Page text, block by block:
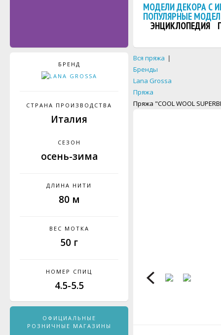
МОДЕЛИ ДЕКОРА С
ПОПУЛЯРНЫЕ
ЭНЦИКЛОПЕДИЯ
БРЕНД
СТРАНА ПРОИЗВОДСТВА
Италия
СЕЗОН
осень-зима
ДЛИНА НИТИ
80 м
ВЕС МОТКА
50 г
НОМЕР СПИЦ
4.5-5.5
ОФИЦИАЛЬНЫЕ
РОЗНИЧНЫЕ МАГАЗИНЫ
Вся пряжа |
Бренды
Lana Grossa
Пряжа
Пряжа "COOL WOOL